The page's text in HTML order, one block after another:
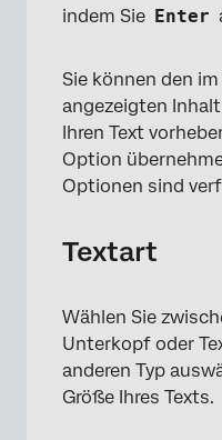
indem Sie Enter
Sie können den
angezeigten
Ihren Text
Option
Optionen sind
Textart
Wählen Sie
Unterkopf oder
anderen Typ
Größe Ihres Texts.